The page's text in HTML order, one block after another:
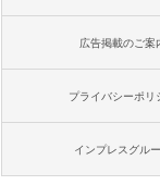
広告掲載のご案
プライバシーポリ
インプレスグル